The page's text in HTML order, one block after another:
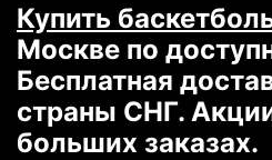
ограниченной
аутентик-версии,
иджерси сезона
Купить
Москве по
Бесплатная
страны СНГ.
больших заказах.